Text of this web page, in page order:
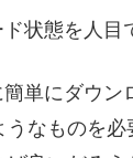
状態を人目
単にダウ
なものを